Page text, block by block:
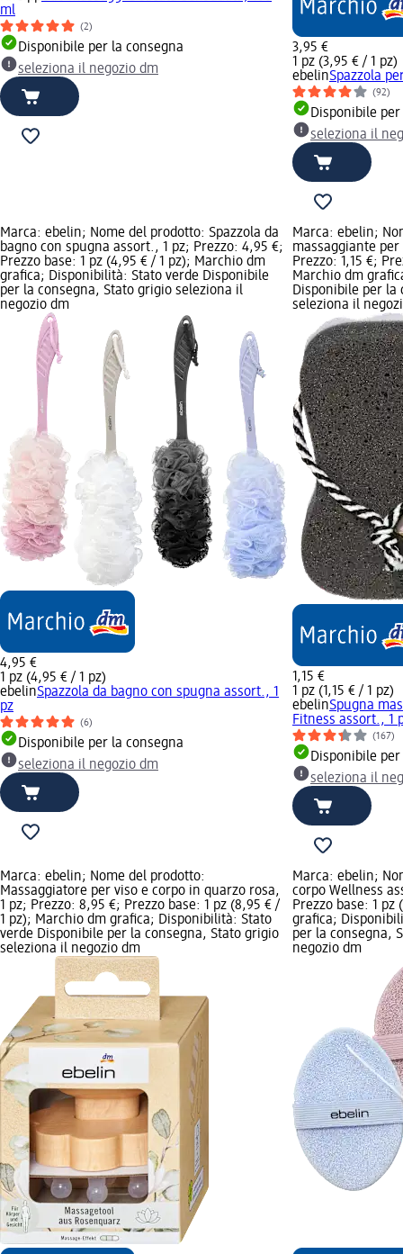
ml
(2)
Disponibile per la consegna
seleziona il negozio dm
3,95 €
1 pz (3,95 € / 1 pz)
ebelinSpazzola
(92)
Disponibile
seleziona il
Marca: ebelin; Nome del prodotto: Spazzola da
bagno con spugna assort., 1 pz; Prezzo: 4,95 €;
Prezzo base: 1 pz (4,95 € / 1 pz); Marchio dm
grafica; Disponibilità: Stato verde Disponibile
per la consegna, Stato grigio seleziona il
negozio dm
4,95 €
1 pz (4,95 € / 1 pz)
ebelinSpazzola da bagno con spugna assort., 1
pz
(6)
Disponibile per la consegna
seleziona il negozio dm
Marca: ebelin;
massaggiante
Prezzo: 1,15 €;
Marchio dm
Disponibile per la
seleziona il
1,15 €
1 pz (1,15 € / 1 pz)
ebelinSpugna
Fitness assort., 1
(167)
Disponibile
seleziona il
Marca: ebelin; Nome del prodotto:
Massaggiatore per viso e corpo in quarzo rosa,
1 pz; Prezzo: 8,95 €; Prezzo base: 1 pz (8,95 € /
1 pz); Marchio dm grafica; Disponibilità: Stato
verde Disponibile per la consegna, Stato grigio
seleziona il negozio dm
Marca: ebelin;
corpo Wellness
Prezzo base: 1
grafica;
per la consegna,
negozio dm